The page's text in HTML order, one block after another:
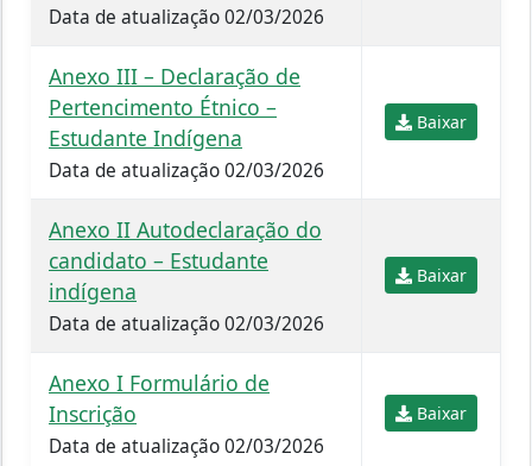
Data de atualização 02/03/2026
Anexo III – Declaração de
Pertencimento Étnico –
Estudante Indígena
Data de atualização 02/03/2026
Baixar
Anexo II Autodeclaração do
candidato – Estudante
indígena
Data de atualização 02/03/2026
Baixar
Anexo I Formulário de
Inscrição
Data de atualização 02/03/2026
Baixar